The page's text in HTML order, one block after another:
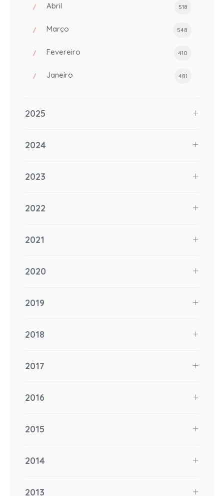
Abril 518
Março 548
Fevereiro 410
Janeiro 481
2025
2024
2023
2022
2021
2020
2019
2018
2017
2016
2015
2014
2013